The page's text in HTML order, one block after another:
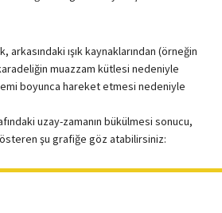
arkasındaki ışık kaynaklarından (örneğin
karadeliğin muazzam kütlesi nedeniyle
boyunca hareket etmesi nedeniyle
uzay-zamanın bükülmesi sonucu,
şu grafiğe göz atabilirsiniz: